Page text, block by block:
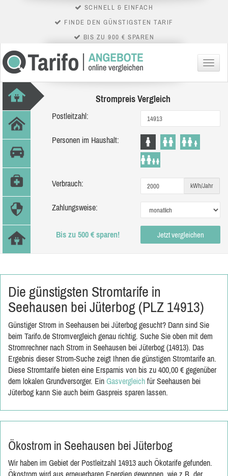
SCHNELL & EINFACH
FINDE DEN GÜNSTIGSTEN TARIF
BIS ZU 900 € SPAREN
Menü
Strompreis Vergleich
Postleitzahl:
Personen im Haushalt:
Verbrauch: kWh/Jahr
Zahlungsweise:
Bis zu 500 € sparen! Jetzt vergleichen
Die günstigsten Stromtarife in
Seehausen bei Jüterbog (PLZ 14913)
Günstiger Strom in Seehausen bei Jüterbog gesucht? Dann sind Sie
beim Tarifo.de Stromvergleich genau richtig. Suche Sie oben mit dem
Stromrechner nach Strom in Seehausen bei Jüterbog (14913). Das
Ergebnis dieser Strom-Suche zeigt Ihnen die günstigen Stromtarife an.
Diese Stromtarife bieten eine Ersparnis von bis zu 400,00 € gegenüber
dem lokalen Grundversorger. Ein Gasvergleich für Seehausen bei
Jüterbog kann Sie auch beim Gaspreis sparen lassen.
Ökostrom in Seehausen bei Jüterbog
Wir haben im Gebiet der Postleitzahl 14913 auch Ökotarife gefunden.
Ökostrom wird aus erneuerbaren Energien gewonnen, wie z.B. der